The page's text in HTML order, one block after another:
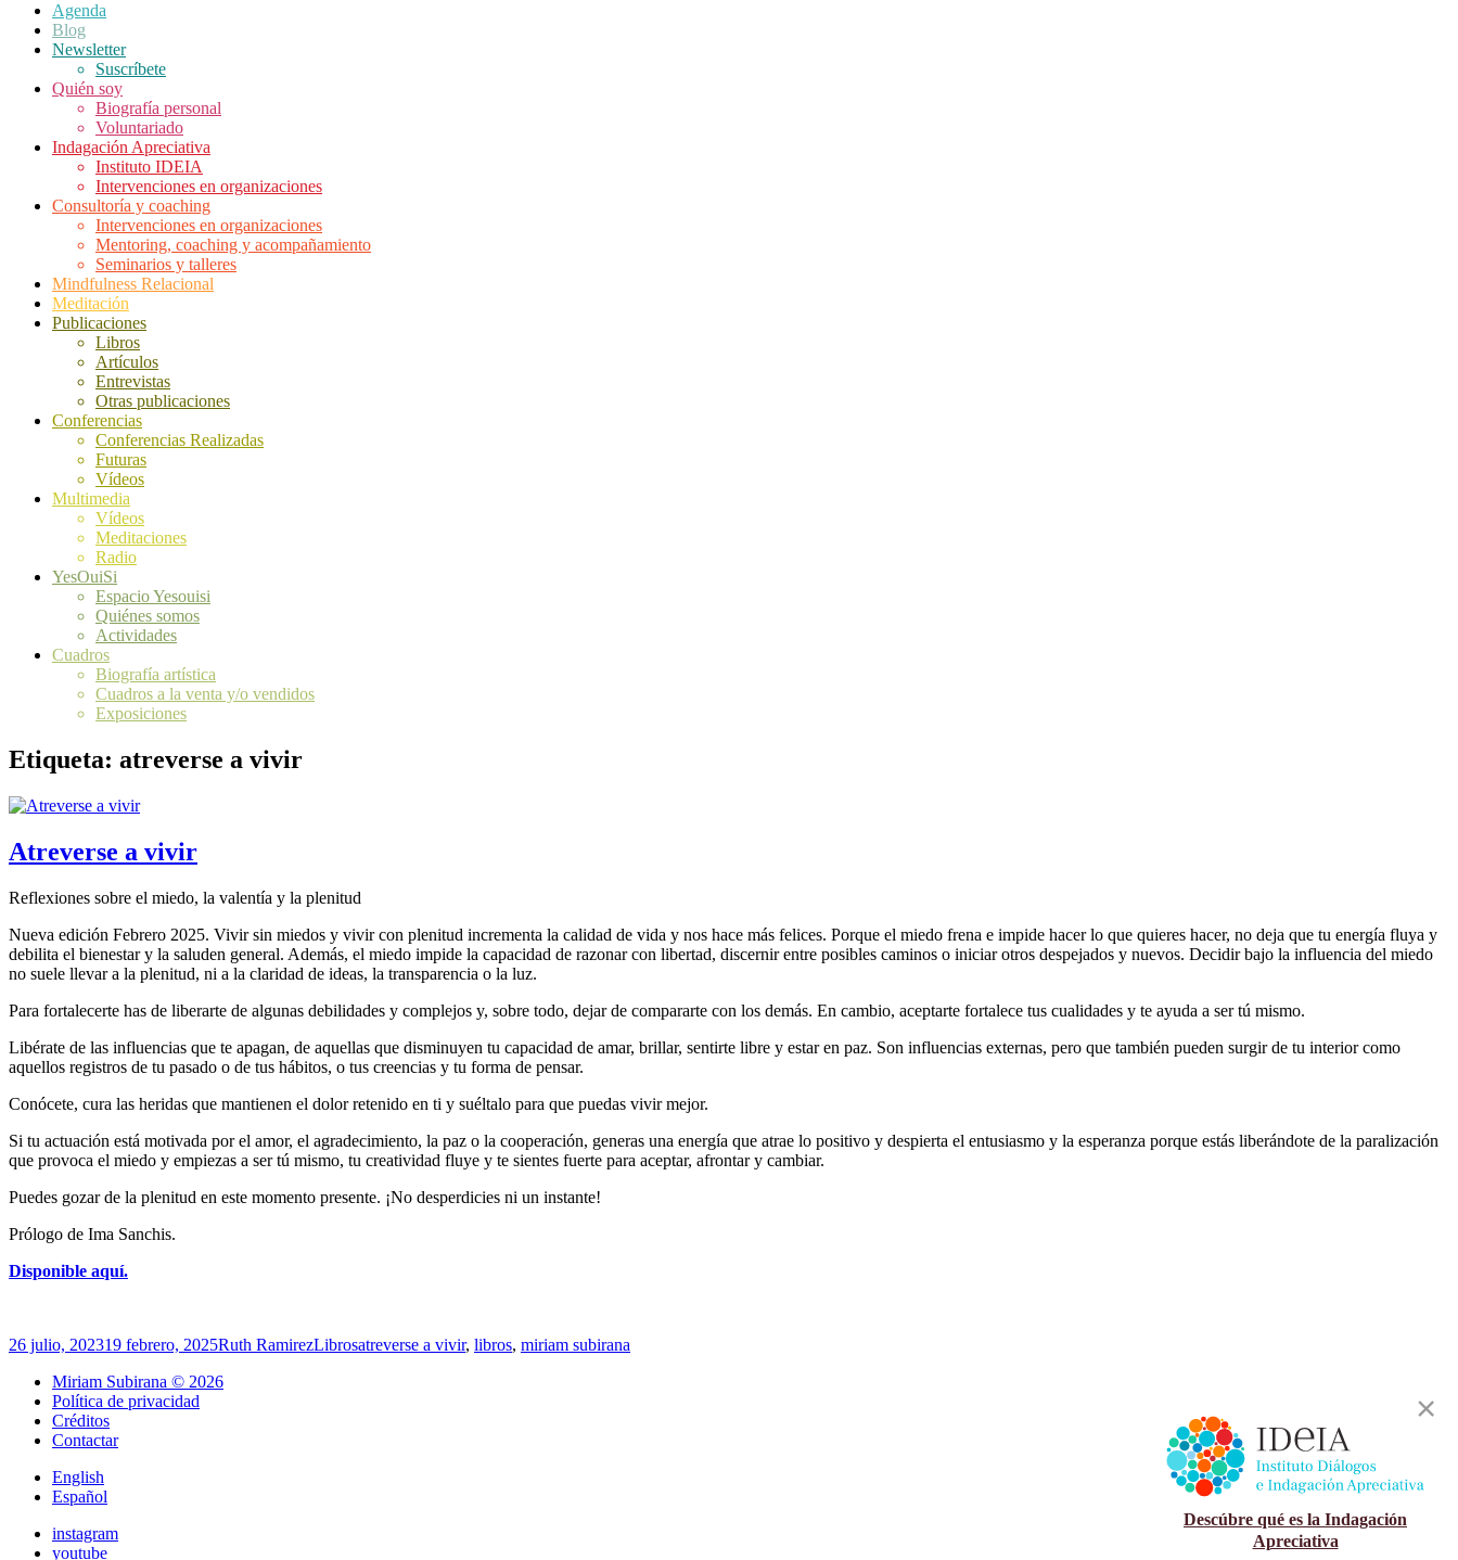
Agenda
Blog
Newsletter
Suscríbete
Quién soy
Biografía personal
Voluntariado
Indagación Apreciativa
Instituto IDEIA
Intervenciones en organizaciones
Consultoría y coaching
Intervenciones en organizaciones
Mentoring, coaching y acompañamiento
Seminarios y talleres
Mindfulness Relacional
Meditación
Publicaciones
Libros
Artículos
Entrevistas
Otras publicaciones
Conferencias
Conferencias Realizadas
Futuras
Vídeos
Multimedia
Vídeos
Meditaciones
Radio
YesOuiSi
Espacio Yesouisi
Quiénes somos
Actividades
Cuadros
Biografía artística
Cuadros a la venta y/o vendidos
Exposiciones
Etiqueta: atreverse a vivir
Atreverse a vivir
Reflexiones sobre el miedo, la valentía y la plenitud
Nueva edición Febrero 2025. Vivir sin miedos y vivir con plenitud incrementa la calidad de vida y nos hace más felices. Porque el miedo frena e impide hacer lo que quieres hacer, no deja que tu energía fluya y
debilita el bienestar y la saluden general. Además, el miedo impide la capacidad de razonar con libertad, discernir entre posibles caminos o iniciar otros despejados y nuevos. Decidir bajo la influencia del miedo
no suele llevar a la plenitud, ni a la claridad de ideas, la transparencia o la luz.
Para fortalecerte has de liberarte de algunas debilidades y complejos y, sobre todo, dejar de compararte con los demás. En cambio, aceptarte fortalece tus cualidades y te ayuda a ser tú mismo.
Libérate de las influencias que te apagan, de aquellas que disminuyen tu capacidad de amar, brillar, sentirte libre y estar en paz. Son influencias externas, pero que también pueden surgir de tu interior como
aquellos registros de tu pasado o de tus hábitos, o tus creencias y tu forma de pensar.
Conócete, cura las heridas que mantienen el dolor retenido en ti y suéltalo para que puedas vivir mejor.
Si tu actuación está motivada por el amor, el agradecimiento, la paz o la cooperación, generas una energía que atrae lo positivo y despierta el entusiasmo y la esperanza porque estás liberándote de la paralización
que provoca el miedo y empiezas a ser tú mismo, tu creatividad fluye y te sientes fuerte para aceptar, afrontar y cambiar.
Puedes gozar de la plenitud en este momento presente. ¡No desperdicies ni un instante!
Prólogo de Ima Sanchis.
Disponible aquí.
Publicado
26 julio, 202319 febrero, 2025Autor
Ruth RamirezCategorías
LibrosEtiquetas
atreverse a vivir, libros, miriam subirana
Miriam Subirana © 2026
Política de privacidad
Créditos
Contactar
English
Español
instagram
youtube
Descúbre qué es la Indagación
Apreciativa